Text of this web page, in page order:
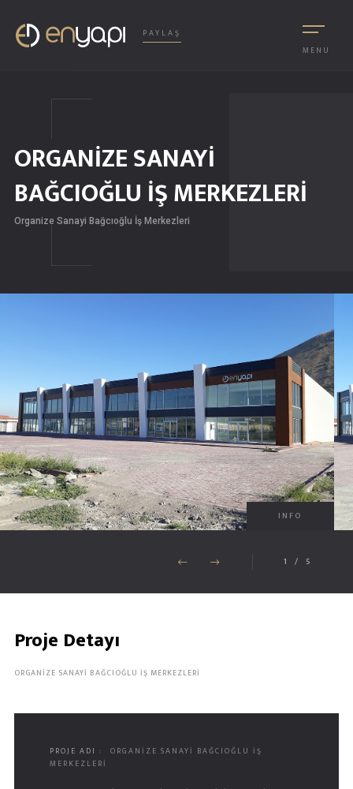
MENU
PAYLAŞ
ORGANİZE SANAYİ
BAĞCIOĞLU İŞ MERKEZLERİ
Organize Sanayi Bağcıoğlu İş Merkezleri
INFO
1 / 5
Proje Detayı
ORGANİZE SANAYİ BAĞCIOĞLU İŞ MERKEZLERİ
PROJE ADI :
ORGANİZE SANAYİ BAĞCIOĞLU İŞ
MERKEZLERİ